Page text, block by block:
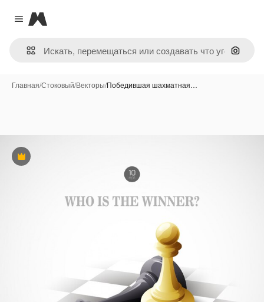
Close menu
Magnific
Поиск
Главная/Стоковый/Векторы/Победившая шахматная…
Премиум